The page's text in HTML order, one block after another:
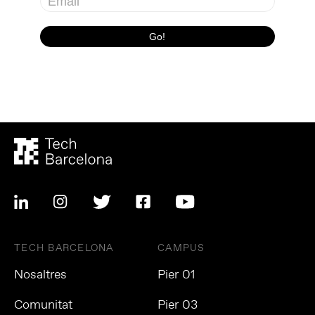
TECH BARCELONA
Nosaltres
Comunitat
CAMPUS
Pier 01
Pier 03